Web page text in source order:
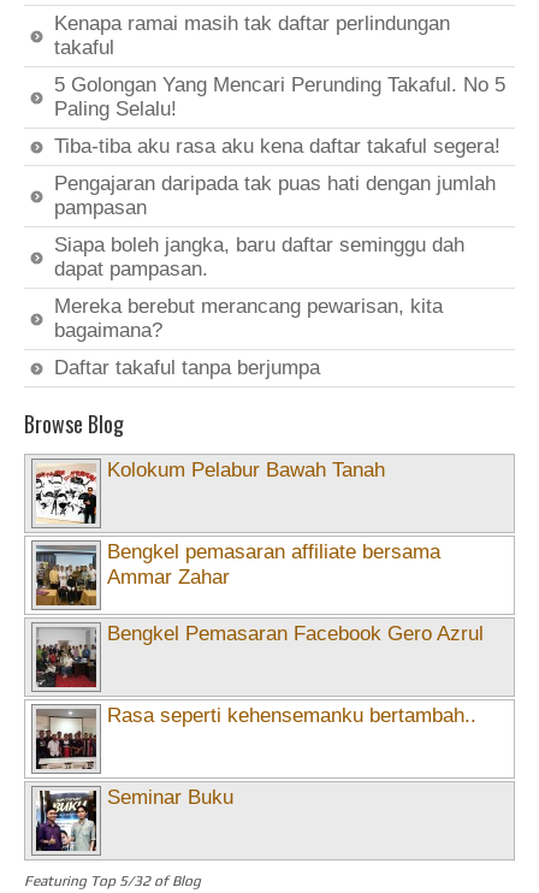
Kenapa ramai masih tak daftar perlindungan
takaful
5 Golongan Yang Mencari Perunding Takaful. No 5
Paling Selalu!
Tiba-tiba aku rasa aku kena daftar takaful segera!
Pengajaran daripada tak puas hati dengan jumlah
pampasan
Siapa boleh jangka, baru daftar seminggu dah
dapat pampasan.
Mereka berebut merancang pewarisan, kita
bagaimana?
Daftar takaful tanpa berjumpa
Browse Blog
Kolokum Pelabur Bawah Tanah
Bengkel pemasaran affiliate bersama
Ammar Zahar
Bengkel Pemasaran Facebook Gero Azrul
Rasa seperti kehensemanku bertambah..
Seminar Buku
Featuring Top 5/32 of Blog